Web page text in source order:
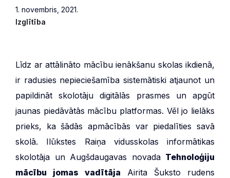
1. novembris, 2021.
Izglītība
Līdz ar attālināto mācību ienākšanu skolas ikdienā,
ir radusies nepieciešamība sistemātiski atjaunot un
papildināt skolotāju digitālās prasmes un apgūt
jaunas piedāvātās mācību platformas. Vēl jo lielāks
prieks, ka šādās apmācībās var piedalīties savā
skolā. Ilūkstes Raiņa vidusskolas informātikas
skolotāja un Augšdaugavas novada Tehnoloģiju
mācību jomas vadītāja Airita Šuksto rudens